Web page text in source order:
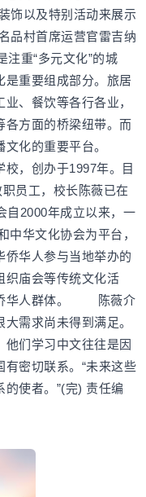
饰以及特别活动来展示
品村首席运营官雷吉纳
重“多元文化”的城
是重要组成部分。旅居
、餐饮等各行各业，
各方面的桥梁纽带。而
播文化的重要平台。
，创办于1997年。目
员工，校长陈薇已在
自2000年成立以来，一
华文化协会为平台，
侨华人参与当地举办的
织庙会等传统文化活
侨华人群体。 陈薇介
需求尚未得到满足。
他们学习中文往往是因
密切联系。“未来这些
使者。”(完) 责任编